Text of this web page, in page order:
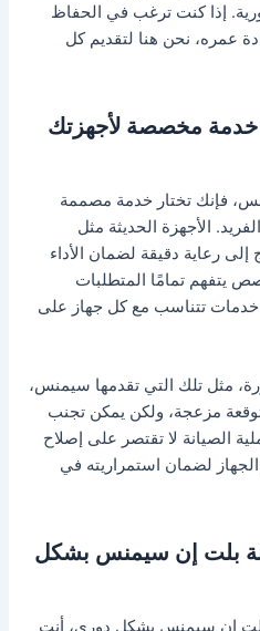
إذا كنت ترغب في الحفاظ
عمره، نحن هنا لتقديم كل
مخصصة لأجهزتك
فإنك تختار خدمة مصممة
الأجهزة الحديثة مثل
إلى رعاية دقيقة لضمان الأداء
يتفهم تمامًا المتطلبات
خدمات تتناسب مع كل جهاز على
مثل تلك التي تقدمها سيمنس،
مزعجة، ولكن يمكن تجنب
الصيانة لا تقتصر على إصلاح
لضمان استمراريته في
بلت إن سيمنس بشكل
بلت إن سيمنس بشكل دوري، أنت